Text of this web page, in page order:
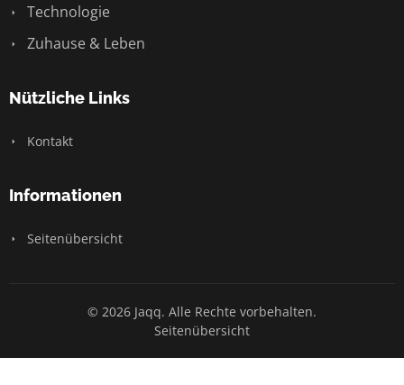
Technologie
Zuhause & Leben
Nützliche Links
Kontakt
Informationen
Seitenübersicht
© 2026 Jaqq. Alle Rechte vorbehalten.
Seitenübersicht